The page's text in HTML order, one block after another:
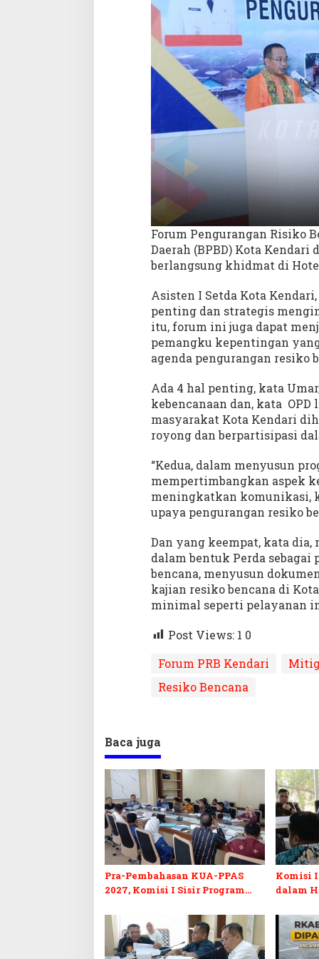
a
n
d
a
l
a
m
e
n
n
e
m
b
a
g
u
n
a
Forum Pengurangan Risiko
Daerah (BPBD) Kota Kendari
berlangsung khidmat di
Asisten I Setda Kota
penting dan strategis
itu, forum ini juga dapat
pemangku kepentingan
agenda pengurangan resiko
Ada 4 hal penting, kata
kebencanaan dan, kata
masyarakat Kota Kendari
royong dan berpartisipasi
“Kedua, dalam menyusun
mempertimbangkan aspek
meningkatkan komunikasi,
upaya pengurangan resiko
Dan yang keempat, kata
dalam bentuk Perda
bencana, menyusun
kajian resiko bencana di
minimal seperti pelayanan
Post Views: 1 0
Forum PRB Kendari
Resiko Bencana
Baca juga
Pra-Pembahasan KUA-PPAS
2027, Komisi I Sisir Program
Komisi
dalam